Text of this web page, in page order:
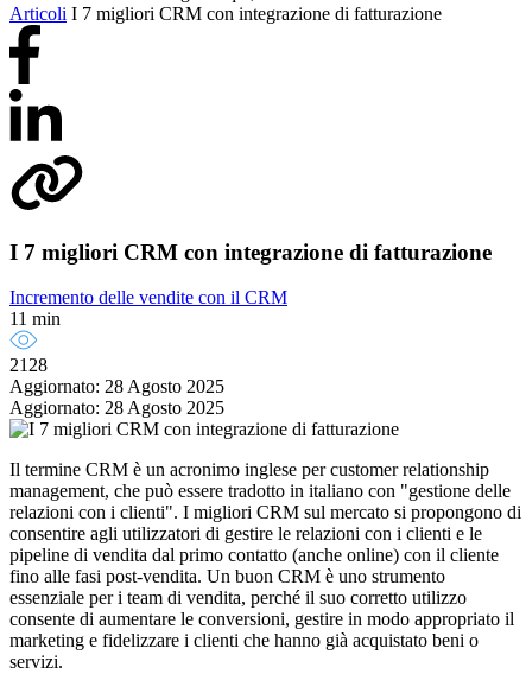
Articoli I 7 migliori CRM con integrazione di fatturazione
I 7 migliori CRM con integrazione di fatturazione
Incremento delle vendite con il CRM
11 min
2128
Aggiornato: 28 Agosto 2025
Aggiornato: 28 Agosto 2025
Il termine CRM è un acronimo inglese per customer relationship
management, che può essere tradotto in italiano con "gestione delle
relazioni con i clienti". I migliori CRM sul mercato si propongono di
consentire agli utilizzatori di gestire le relazioni con i clienti e le
pipeline di vendita dal primo contatto (anche online) con il cliente
fino alle fasi post-vendita. Un buon CRM è uno strumento
essenziale per i team di vendita, perché il suo corretto utilizzo
consente di aumentare le conversioni, gestire in modo appropriato il
marketing e fidelizzare i clienti che hanno già acquistato beni o
servizi.